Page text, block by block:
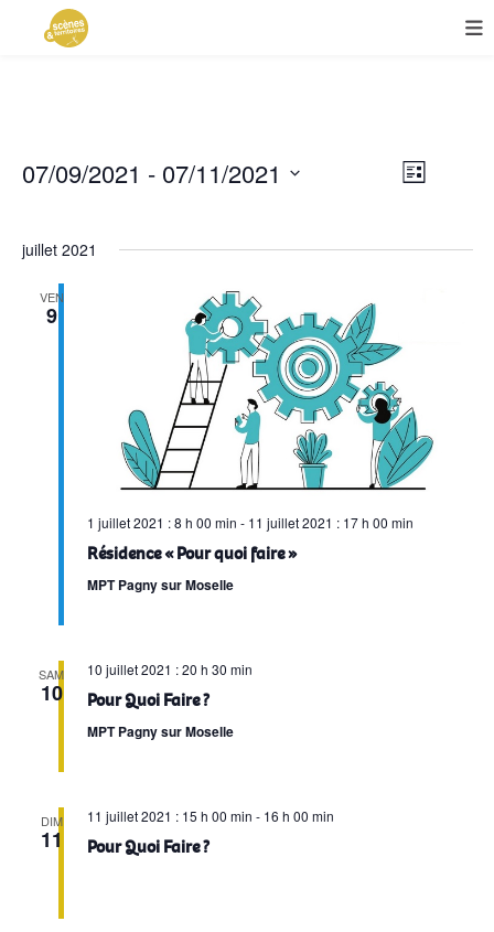
Liste
07/09/2021 - 07/11/2021
date.
juillet 2021
VEN
9
1 juillet 2021 : 8 h 00 min - 11 juillet 2021 : 17 h 00 min
Résidence « Pour quoi faire »
MPT Pagny sur Moselle
SAM
10
10 juillet 2021 : 20 h 30 min
Pour Quoi Faire ?
MPT Pagny sur Moselle
DIM
11
11 juillet 2021 : 15 h 00 min - 16 h 00 min
Pour Quoi Faire ?